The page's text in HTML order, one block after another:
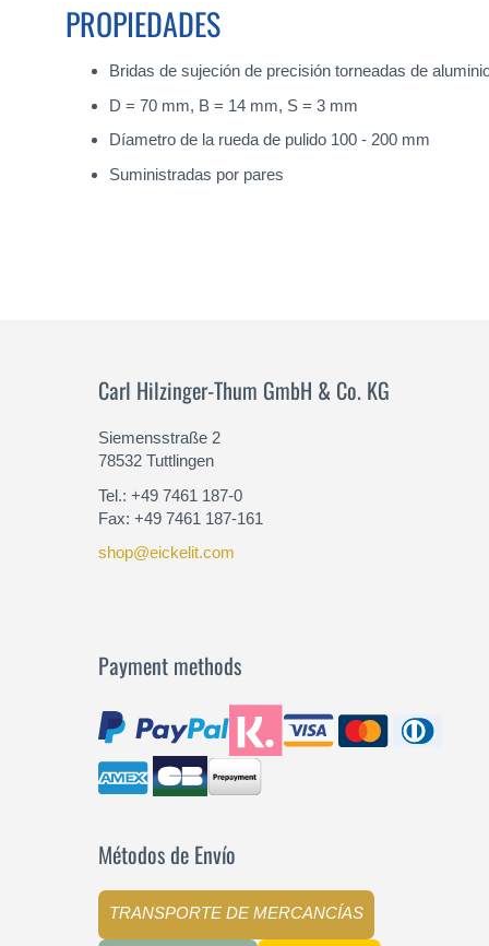
PROPIEDADES
Bridas de sujeción de precisión torneadas de
D = 70 mm, B = 14 mm, S = 3 mm
Díametro de la rueda de pulido 100 - 200 mm
Suministradas por pares
Carl Hilzinger-Thum GmbH & Co. KG
Siemensstraße 2
78532 Tuttlingen
Tel.: +49 7461 187-0
Fax: +49 7461 187-161
shop@eickelit.com
Payment methods
Métodos de Envío
TRANSPORTE DE MERCANCÍAS